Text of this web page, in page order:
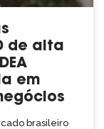
de alta
em
brasileiro